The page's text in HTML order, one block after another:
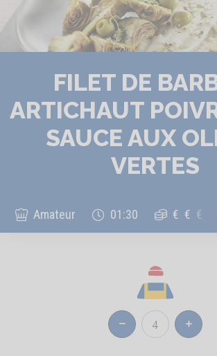
FILET DE
ARTICHAUT
SAUCE AUX
VERTES
Amateur 01:30 € € €
Réduire 4